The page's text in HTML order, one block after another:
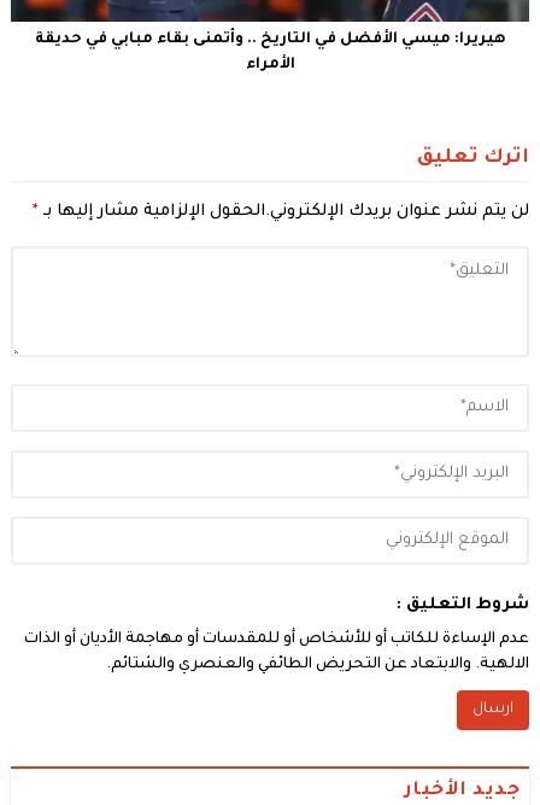
هيريرا: ميسي الأفضل في التاريخ .. وأتمنى بقاء مبابي في حديقة
الأمراء
اترك تعليق
لن يتم نشر عنوان بريدك الإلكتروني.الحقول الإلزامية مشار إليها بـ *
شروط التعليق :
عدم الإساءة للكاتب أو للأشخاص أو للمقدسات أو مهاجمة الأديان أو الذات
الالهية. والابتعاد عن التحريض الطائفي والعنصري والشتائم.
جديد الأخبار